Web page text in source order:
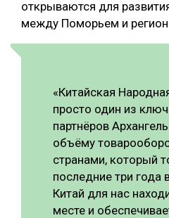
открываются для
между Поморьем и
«Китайская
просто один из
партнёров
объёму
странами, который
последние три года
Китай для нас
месте и